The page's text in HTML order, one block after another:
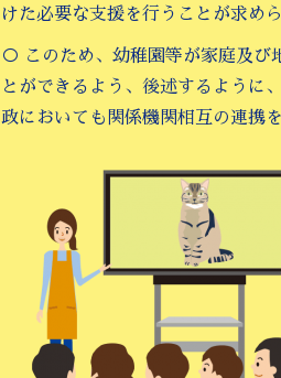
けた必要な支援を行うことが求めら
○ このため、幼稚園等が家庭及び
とができるよう、後述するように
政においても関係機関相互の連携